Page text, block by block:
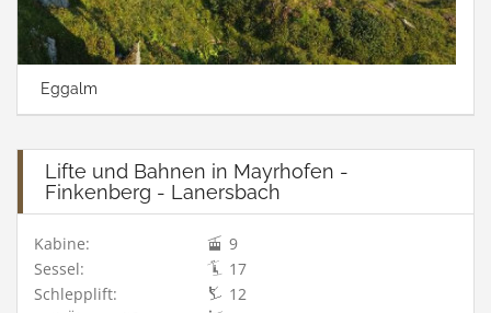
Eggalm
Lifte und Bahnen in Mayrhofen -
Finkenberg - Lanersbach
Kabine:
9
Sessel:
17
Schlepplift:
12